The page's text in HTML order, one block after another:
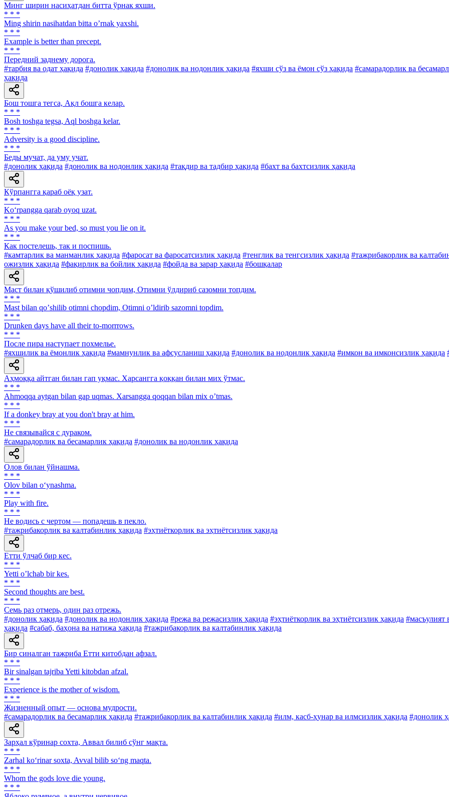
Минг ширин насиҳатдан битта ўрнак яхши.
* * *
Ming shirin nasihatdan bitta oʼrnak yaxshi.
* * *
Example is better than precept.
* * *
Передний заднему дорога.
#тарбия ва одат ҳақида #донолик ҳақида #донолик ва нодонлик ҳақида #яхши сўз ва ёмон сўз ҳақида #самарадорлик ва
ҳақида
Бош тошга тегса, Ақл бошга келар.
* * *
Bosh toshga tegsa, Aql boshga kelar.
* * *
Adversity is a good discipline.
* * *
Беды мучат, да уму учат.
#донолик ҳақида #донолик ва нодонлик ҳақида #тақдир ва тадбир ҳақида #бахт ва бахтсизлик ҳақида
Кўрпангга қараб оёқ узат.
* * *
Ko‘rpangga qarab oyoq uzat.
* * *
As you make your bed, so must you lie on it.
* * *
Как постелешь, так и поспишь.
#камтарлик ва манманлик ҳақида #фаросат ва фаросатсизлик ҳақида #тенглик ва тенгсизлик ҳақида #тажрибакорлик ва
ожизлик ҳақида #фақирлик ва бойлик ҳақида #фойда ва зарар ҳақида #бошқалар
Маст билан қўшилиб отимни чопдим, Отимни ўлдириб сазомни топдим.
* * *
Mast bilan qoʼshilib otimni chopdim, Otimni oʼldirib sazomni topdim.
* * *
Drunken days have all their to-morrrows.
* * *
После пира наступает похмелье.
#яхшилик ва ёмонлик ҳақида #мамнунлик ва афсусланиш ҳақида #донолик ва нодонлик ҳақида #имкон ва имконсизлик ҳақида
Аҳмоққа айтган билан гап уқмас. Харсангга қоққан билан мих ўтмас.
* * *
Аhmoqqa aytgan bilan gap uqmas. Xarsangga qoqqan bilan mix oʼtmas.
* * *
If a donkey bray at you don't bray at him.
* * *
He связывайся с дураком.
#самарадорлик ва бесамарлик ҳақида #донолик ва нодонлик ҳақида
Олов билан ўйнашма.
* * *
Olov bilan o‘ynashma.
* * *
Play with fire.
* * *
He водись с чертом — попадешь в пекло.
#тажрибакорлик ва калтабинлик ҳақида #эҳтиёткорлик ва эҳтиётсизлик ҳақида
Етти ўлчаб бир кес.
* * *
Yetti oʼlchab bir kes.
* * *
Second thoughts are best.
* * *
Семь раз отмерь, один раз отрежь.
#донолик ҳақида #донолик ва нодонлик ҳақида #режа ва режасизлик ҳақида #эҳтиёткорлик ва эҳтиётсизлик ҳақида #масъулият
ҳақида #сабаб, баҳона ва натижа ҳақида #тажрибакорлик ва калтабинлик ҳақида
Бир синалган тажриба Етти китобдан афзал.
* * *
Bir sinalgan tajriba Yetti kitobdan afzal.
* * *
Experience is the mother of wisdom.
* * *
Жизненный опыт — основа мудрости.
#самарадорлик ва бесамарлик ҳақида #тажрибакорлик ва калтабинлик ҳақида #илм, касб-ҳунар ва илмсизлик ҳақида #донолик
Зарҳал кўринар сохта, Аввал билиб сўнг мақта.
* * *
Zarhal ko‘rinar soxta, Avval bilib so‘ng maqta.
* * *
Whom the gods love die young.
* * *